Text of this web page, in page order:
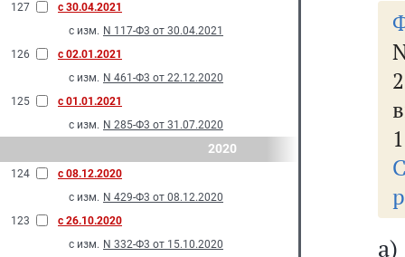
127
с 30.04.2021
с изм. N 117-Ф3 от 30.04.2021
126
с 02.01.2021
с изм. N 461-Ф3 от 22.12.2020
125
с 01.01.2021
с изм. N 285-Ф3 от 31.07.2020
2020
124
с 08.12.2020
с изм. N 429-Ф3 от 08.12.2020
123
с 26.10.2020
с изм. N 332-Ф3 от 15.10.2020